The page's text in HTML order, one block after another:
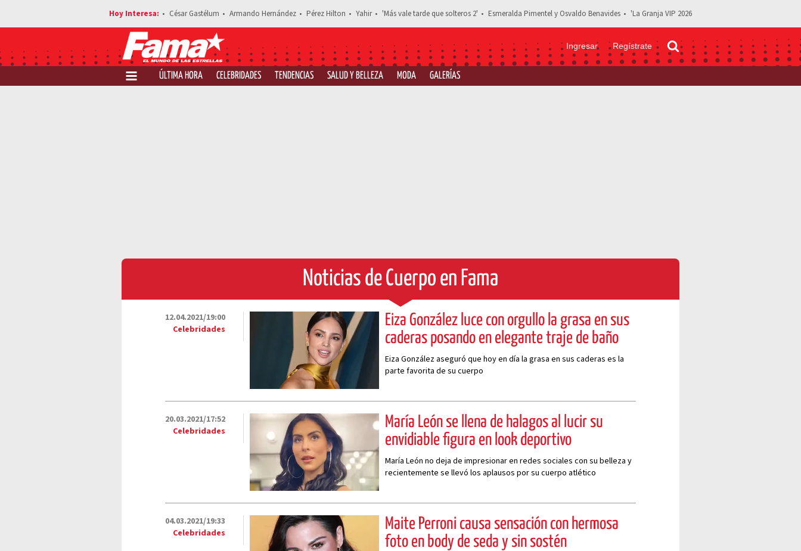
César Gastélum Armando Hernández Pérez Hilton Yahir 'Más vale tarde que solteros 2' Esmeralda Pimentel y Osvaldo Benavides 'La Granja VIP 2026
Ingresar Regístrate
ÚLTIMA HORA CELEBRIDADES TENDENCIAS SALUD Y BELLEZA MODA GALERÍAS
Noticias de Cuerpo en Fama
12.04.2021/19:00
Celebridades
Eiza González luce con orgullo la grasa en sus
caderas posando en elegante traje de baño
Eiza González aseguró que hoy en día la grasa en sus caderas es la
parte favorita de su cuerpo
20.03.2021/17:52
Celebridades
María León se llena de halagos al lucir su
envidiable figura en look deportivo
María León no deja de impresionar en redes sociales con su belleza y
recientemente se llevó los aplausos por su cuerpo atlético
04.03.2021/19:33
Celebridades
Maite Perroni causa sensación con hermosa
foto en body de seda y sin sostén